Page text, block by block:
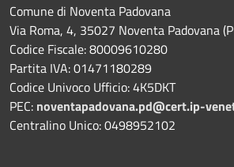
Comune di Noventa Padovana
Via Roma, 4, 35027 Noventa Padovana
Codice Fiscale: 80009610280
Partita IVA: 01471180289
Codice Univoco Ufficio: 4K5DKT
PEC: noventapadovana.pd@cert.ip-
Centralino Unico: 0498952102